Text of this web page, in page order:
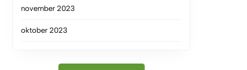
november 2023
oktober 2023